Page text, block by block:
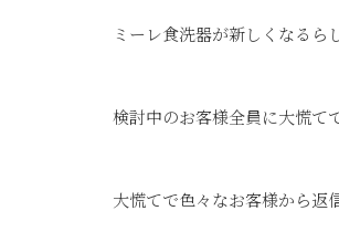
ミーレ食洗器が新しくなる
検討中のお客様全員に大慌て
大慌てで色々なお客様から返